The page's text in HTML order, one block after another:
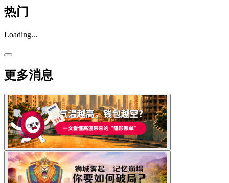
热门
Loading...
更多消息